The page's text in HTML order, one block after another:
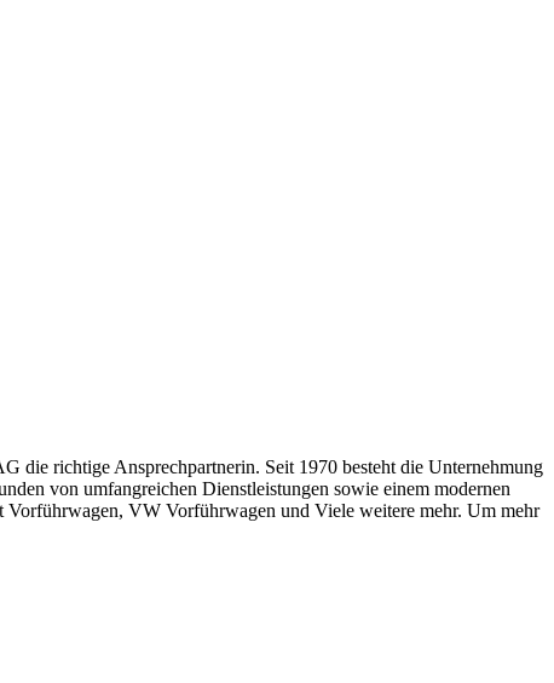
die richtige Ansprechpartnerin. Seit 1970 besteht die Unternehmung
von umfangreichen Dienstleistungen sowie einem modernen
VW Vorführwagen und Viele weitere mehr. Um mehr